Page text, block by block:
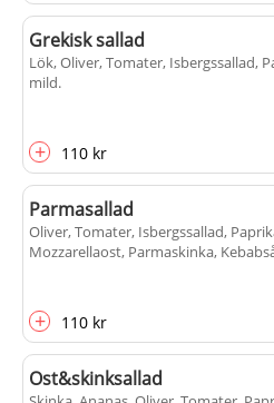
Grekisk sallad
Lök, Oliver, Tomater, Isbergssallad,
mild.
+ 110 kr
Parmasallad
Oliver, Tomater, Isbergssallad,
Mozzarellaost, Parmaskinka,
+ 110 kr
Ost&skinksallad